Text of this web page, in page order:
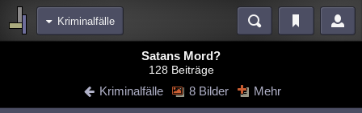
Kriminalfälle
Blogs Videos
Chat Wiki Neuigkeiten
Satans Mord?
128 Beiträge
Kriminalfälle 8 Bilder Mehr